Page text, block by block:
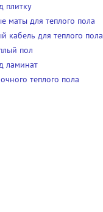
плитку
маты для теплого пола
кабель для теплого пола
пол
ламинат
теплого пола